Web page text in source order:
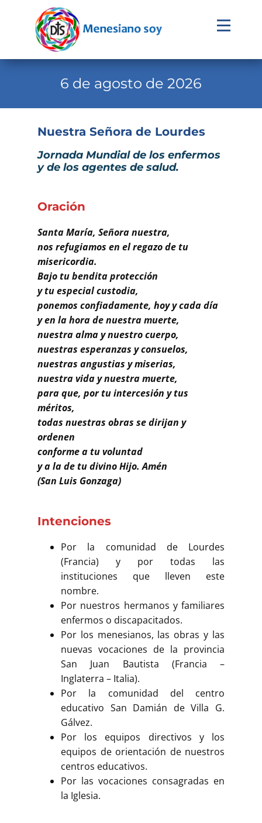
Evangelio
Familia Menesiana
Contacto
Buscar
6 de agosto de 2026
Nuestra Señora de Lourdes
Jornada Mundial de los enfermos
y de los agentes de salud.
Oración
Santa María, Señora nuestra,
nos refugiamos en el regazo de tu
misericordia.
Bajo tu bendita protección
y tu especial custodia,
ponemos confiadamente, hoy y cada día
y en la hora de nuestra muerte,
nuestra alma y nuestro cuerpo,
nuestras esperanzas y consuelos,
nuestras angustias y miserias,
nuestra vida y nuestra muerte,
para que, por tu intercesión y tus
méritos,
todas nuestras obras se dirijan y
ordenen
conforme a tu voluntad
y a la de tu divino Hijo. Amén
(San Luis Gonzaga)
Intenciones
Por la comunidad de Lourdes
(Francia) y por todas las
instituciones que lleven este
nombre.
Por nuestros hermanos y familiares
enfermos o discapacitados.
Por los menesianos, las obras y las
nuevas vocaciones de la provincia
San Juan Bautista (Francia –
Inglaterra – Italia).
Por la comunidad del centro
educativo San Damián de Villa G.
Gálvez.
Por los equipos directivos y los
equipos de orientación de nuestros
centros educativos.
Por las vocaciones consagradas en
la Iglesia.